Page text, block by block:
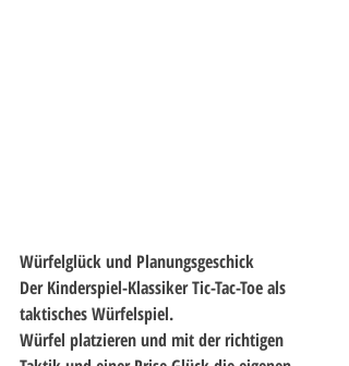
Würfelglück und Planungsgeschick
Der Kinderspiel-Klassiker Tic-Tac-Toe als
taktisches Würfelspiel.
Würfel platzieren und mit der richtigen